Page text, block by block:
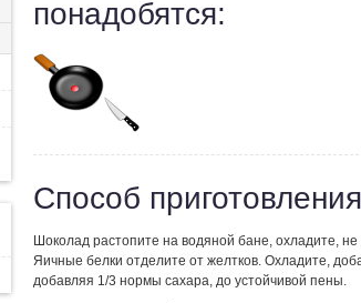
понадобятся:
Способ
Шоколад растопите на водяной бане, охладите, не
Яичные белки отделите от желтков. Охладите,
добавляя 1/3 нормы сахара, до устойчивой пены.